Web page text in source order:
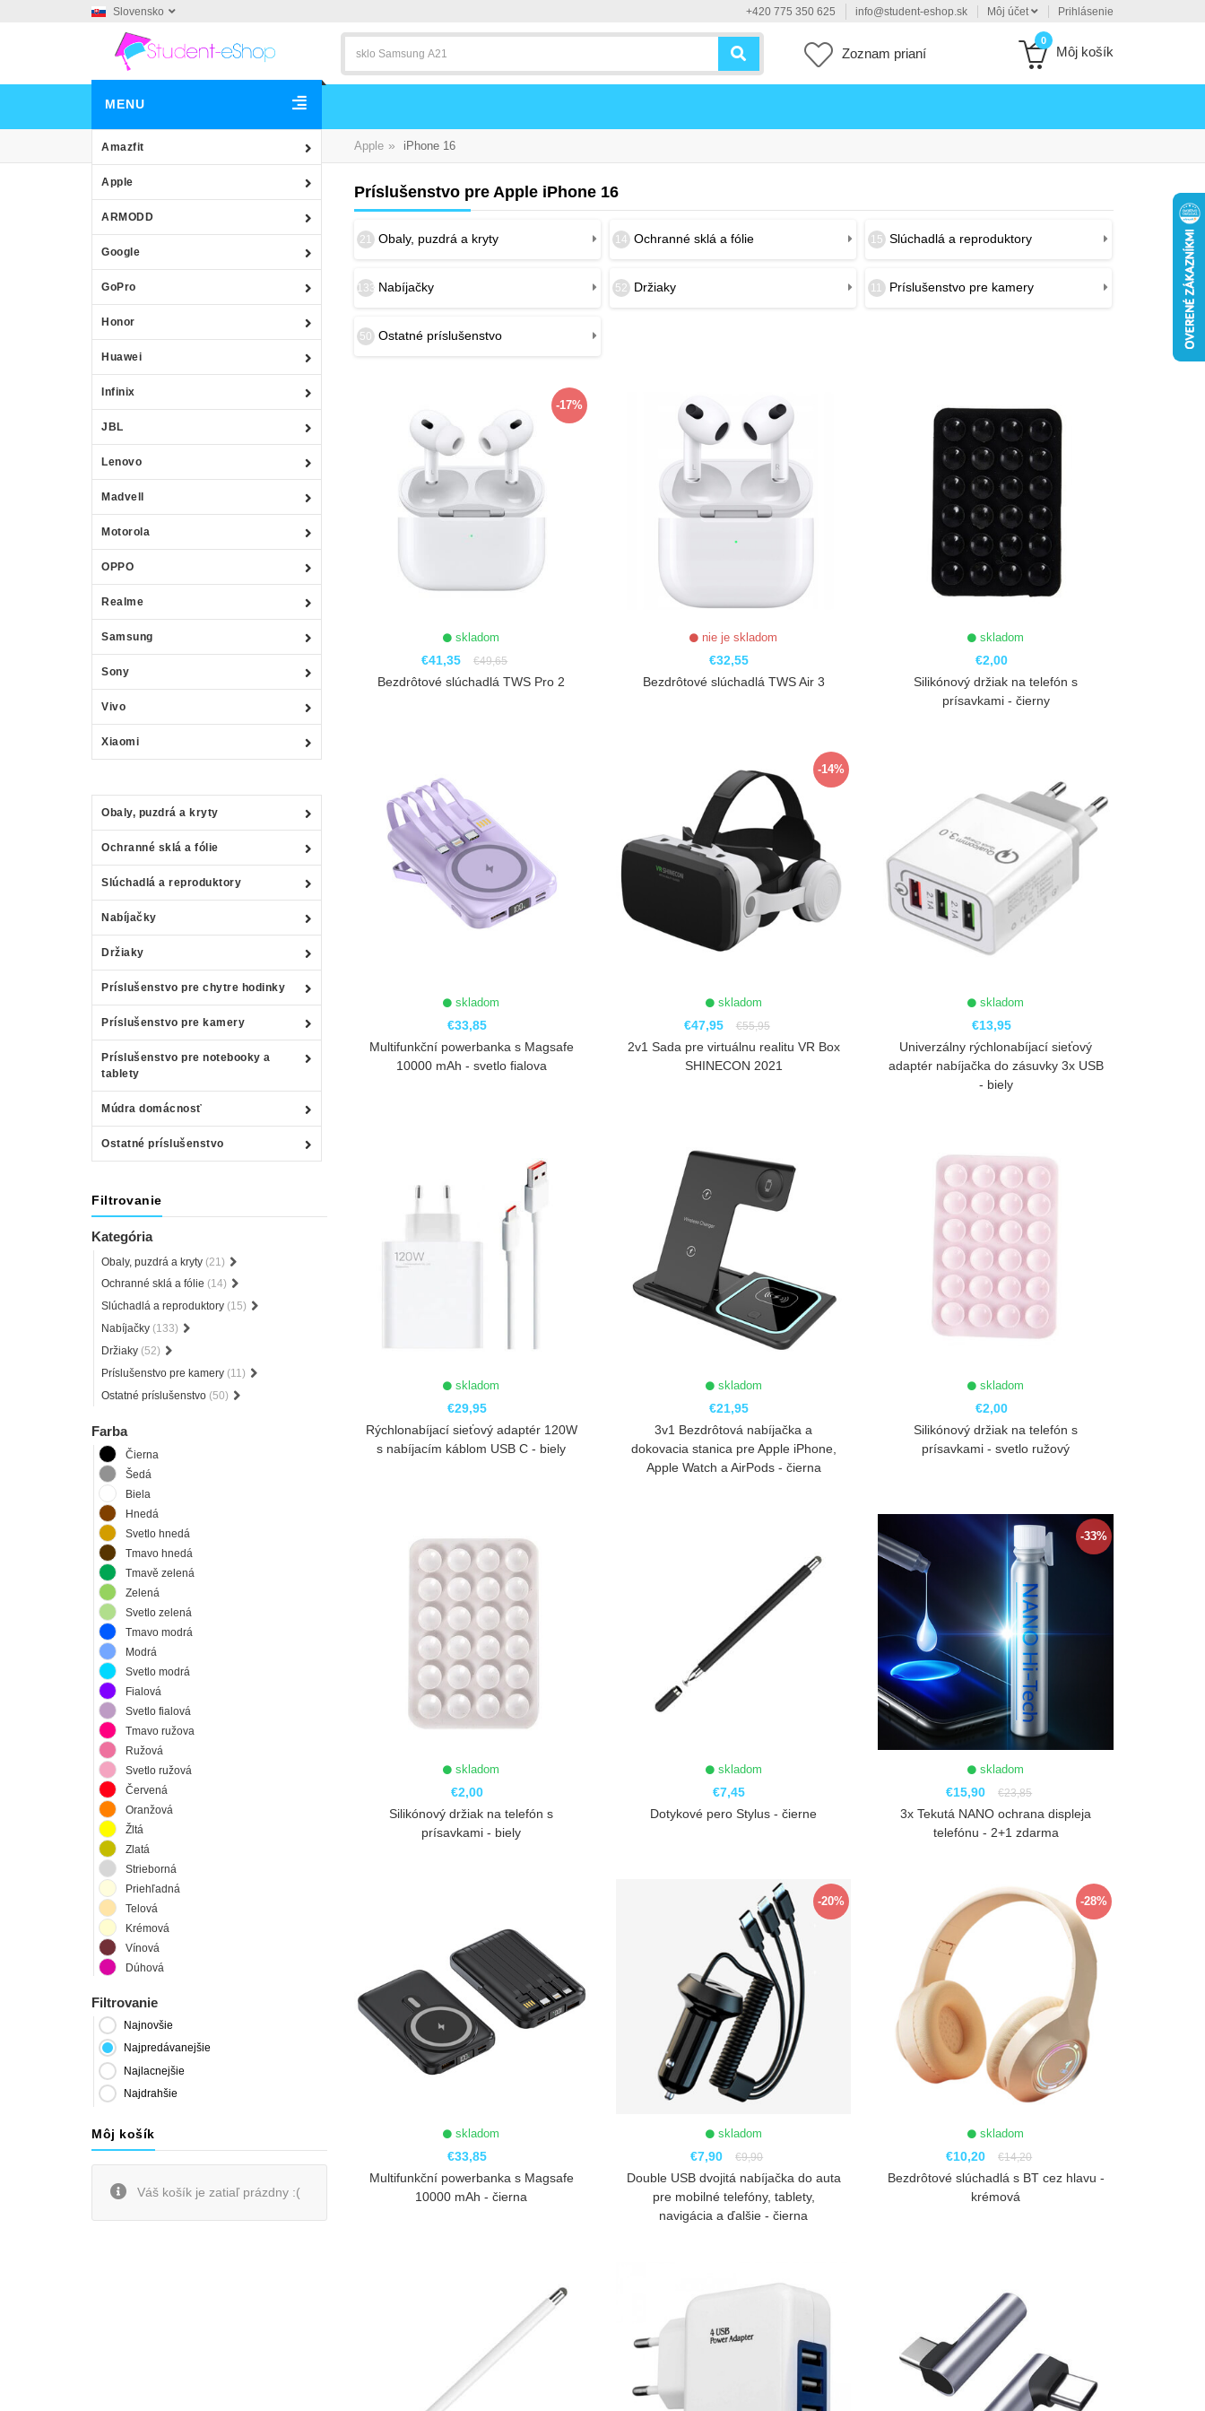
Slovensko +420 775 350 625 info@student-eshop.sk Môj účet Prihlásenie
Zoznam prianí
0
Môj košík
MENU
Amazfit
Apple
ARMODD
Google
GoPro
Honor
Huawei
Infinix
JBL
Lenovo
Madvell
Motorola
OPPO
Realme
Samsung
Sony
Vivo
Xiaomi
Obaly, puzdrá a kryty
Ochranné sklá a fólie
Slúchadlá a reproduktory
Nabíjačky
Držiaky
Príslušenstvo pre chytre hodinky
Príslušenstvo pre kamery
Príslušenstvo pre notebooky a
tablety
Múdra domácnosť
Ostatné príslušenstvo
Apple » iPhone 16
Filtrovanie
Kategória
Obaly, puzdrá a kryty (21)
Ochranné sklá a fólie (14)
Slúchadlá a reproduktory (15)
Nabíjačky (133)
Držiaky (52)
Príslušenstvo pre kamery (11)
Ostatné príslušenstvo (50)
Farba
Čierna
Šedá
Biela
Hnedá
Svetlo hnedá
Tmavo hnedá
Tmavě zelená
Zelená
Svetlo zelená
Tmavo modrá
Modrá
Svetlo modrá
Fialová
Svetlo fialová
Tmavo ružova
Ružová
Svetlo ružová
Červená
Oranžová
Žltá
Zlatá
Strieborná
Priehľadná
Telová
Krémová
Vínová
Dúhová
Filtrovanie
Najnovšie
Najpredávanejšie
Najlacnejšie
Najdrahšie
Môj košík
Váš košík je zatiaľ prázdny :(
Príslušenstvo pre Apple iPhone 16
21 Obaly, puzdrá a kryty 14 Ochranné sklá a fólie 15 Slúchadlá a reproduktory
133 Nabíjačky 52 Držiaky 11 Príslušenstvo pre kamery
50 Ostatné príslušenstvo
-17%
skladom
€41,35 €49,65
Bezdrôtové slúchadlá TWS Pro 2
nie je skladom
€32,55
Bezdrôtové slúchadlá TWS Air 3
skladom
€2,00
Silikónový držiak na telefón s
prísavkami - čierny
skladom
€33,85
Multifunkční powerbanka s Magsafe
10000 mAh - svetlo fialova
-14%
skladom
€47,95 €55,95
2v1 Sada pre virtuálnu realitu VR Box
SHINECON 2021
skladom
€13,95
Univerzálny rýchlonabíjací sieťový
adaptér nabíjačka do zásuvky 3x USB
- biely
skladom
€29,95
Rýchlonabíjací sieťový adaptér 120W
s nabíjacím káblom USB C - biely
skladom
€21,95
3v1 Bezdrôtová nabíjačka a
dokovacia stanica pre Apple iPhone,
Apple Watch a AirPods - čierna
skladom
€2,00
ZOBRAZIŤ
Silikónový držiak na telefón s
prísavkami - svetlo ružový
skladom
€2,00
Silikónový držiak na telefón s
prísavkami - biely
skladom
€7,45
Dotykové pero Stylus - čierne
-33%
skladom
€15,90 €23,85
ZOBRAZIŤ
3x Tekutá NANO ochrana displeja
telefónu - 2+1 zdarma
skladom
€33,85
Multifunkční powerbanka s Magsafe
10000 mAh - čierna
-20%
skladom
€7,90 €9,90
Double USB dvojitá nabíjačka do auta
pre mobilné telefóny, tablety,
navigácia a ďalšie - čierna
-28%
skladom
€10,20 €14,20
Bezdrôtové slúchadlá s BT cez hlavu -
krémová